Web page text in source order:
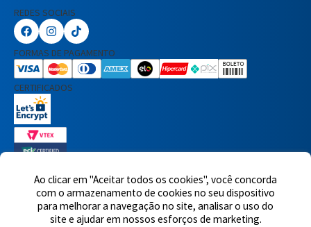
Ao clicar em "Aceitar todos os cookies", você concorda
com o armazenamento de cookies no seu dispositivo
para melhorar a navegação no site, analisar o uso do
site e ajudar em nossos esforços de marketing.
REDES SOCIAIS
FORMAS DE PAGAMENTO
CERTIFICADOS
7460 avaliações reais
© 2025,Eletrônica Santana Ltda. Todos os direitos reservados.
Voluntários da Pátria, 1495 - Santana - CEP 02011-200 - São Paulo -
Nome Completo
Iniciar Conversa